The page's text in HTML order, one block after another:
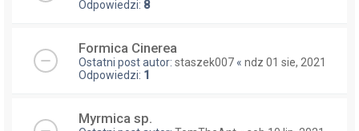
Odpowiedzi: 8
Formica Cinerea
Ostatni post autor: staszek007 « ndz 01 sie, 2021
Odpowiedzi: 1
Myrmica sp.